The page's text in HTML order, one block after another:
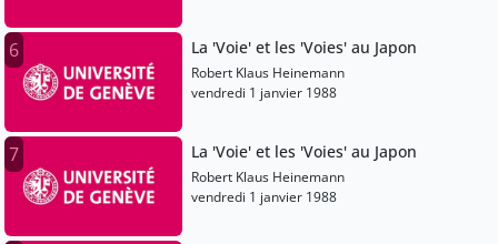
6 La 'Voie' et les 'Voies' au Japon
Robert Klaus Heinemann
vendredi 1 janvier 1988
7 La 'Voie' et les 'Voies' au Japon
Robert Klaus Heinemann
vendredi 1 janvier 1988